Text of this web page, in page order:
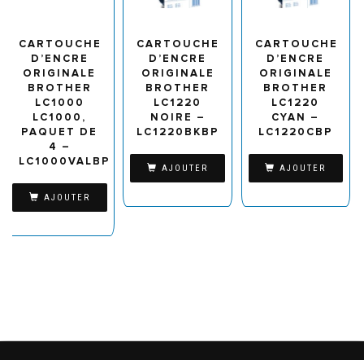
CARTOUCHE
D’ENCRE
ORIGINALE
BROTHER
LC1000
LC1000,
PAQUET DE
4 –
LC1000VALBP
AJOUTER
CARTOUCHE
D’ENCRE
ORIGINALE
BROTHER
LC1220
NOIRE –
LC1220BKBP
AJOUTER
CARTOUCHE
D’ENCRE
ORIGINALE
BROTHER
LC1220
CYAN –
LC1220CBP
AJOUTER